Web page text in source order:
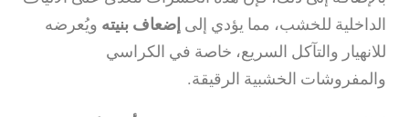
الداخلية للخشب، مما يؤدي إلى إضعاف بنيته ويُعرضه
للانهيار والتآكل السريع، خاصة في الكراسي
والمفروشات الخشبية الرقيقة.